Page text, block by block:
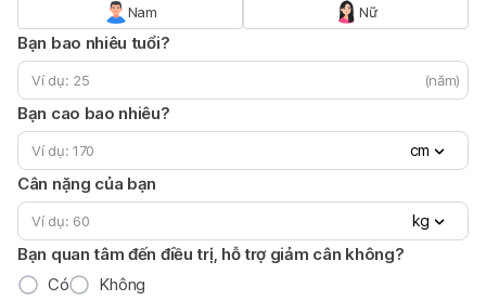
Nam Nữ
Bạn bao nhiêu tuổi?
(năm)
Bạn cao bao nhiêu?
cm
Cân nặng của bạn
kg
Bạn quan tâm đến điều trị, hỗ trợ giảm cân không?
Có
Không